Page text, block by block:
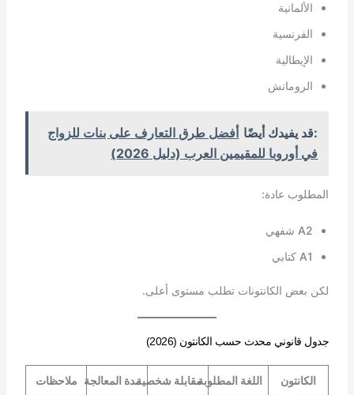
الألمانية
الفرنسية
الإيطالية
الرومانش
:قد يفيدك أيضًا أفضل طرق التعارف على بنات للزواج
في أوروبا للمقيمين العرب (دليل 2026)
المطلوب عادة:
A2 شفهي
A1 كتابي
لكن بعض الكانتونات تطلب مستوى أعلى.
جدول قانوني محدث حسب الكانتون (2026)
الكانتون اللغة المطلوبةمقابلة شخصيةمدة المعالجة ملاحظات